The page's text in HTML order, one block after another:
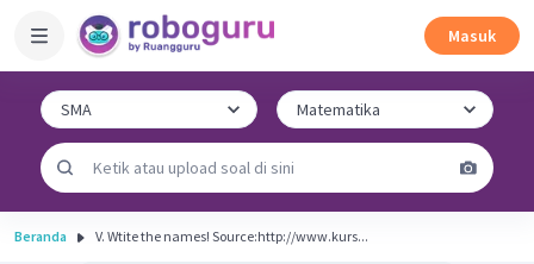
Masuk
Beranda V. Wtite the names! Source:http://www.kurs...